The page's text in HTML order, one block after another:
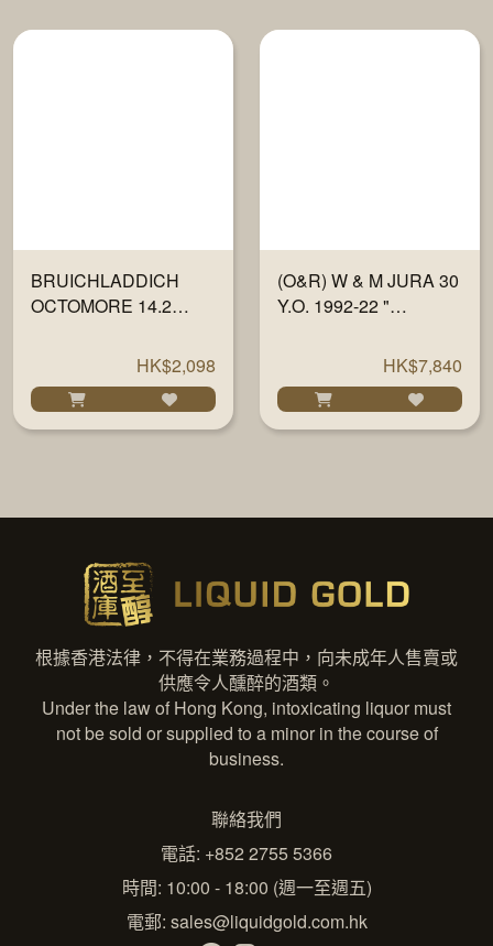
BRUICHLADDICH
OCTOMORE 14.2
HK$2,098
(O&R) W & M JURA 30
Y.O. 1992-22 "
834-835 700MLHK$7,840
根據香港法律，不得在業務過程中，向未成年人售賣或
供應令人醺醉的酒類。
Under the law of Hong Kong, intoxicating liquor must
not be sold or supplied to a minor in the course of
business.
聯絡我們
電話: +852 2755 5366
時間: 10:00 - 18:00 (週一至週五)
電郵: sales@liquidgold.com.hk